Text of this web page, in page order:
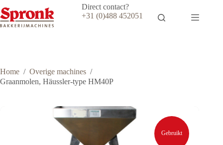
naar
de
Direct contact?
+31 (0)488 452051
Home / Overige machines /
Graanmolen, Häussler-type HM40P
Gebruikt